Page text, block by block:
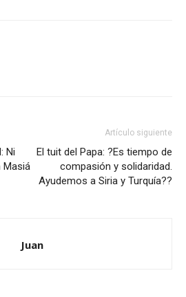
Ni
Masiá
Artículo siguiente
El tuit del Papa: ?Es tiempo de
compasión y solidaridad.
Ayudemos a Siria y Turquía??
Juan